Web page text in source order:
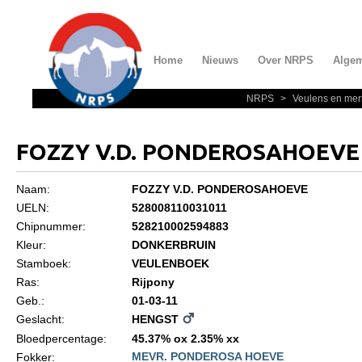
Home Nieuws Over NRPS
Over NRPS
Statuten en reglementen
Algemeen
NRPS > Veulens en
FOZZY V.D. PONDEROSAHOEVE
Naam:
FOZZY V.D. PONDEROSAHOEVE
UELN:
528008110031011
Chipnummer:
528210002594883
Kleur:
DONKERBRUIN
Stamboek:
VEULENBOEK
Ras:
Rijpony
Geb.:
01-03-11
Geslacht:
HENGST
Bloedpercentage:
45.37% ox 2.35% xx
Fokker:
MEVR. PONDEROSA HOEVE